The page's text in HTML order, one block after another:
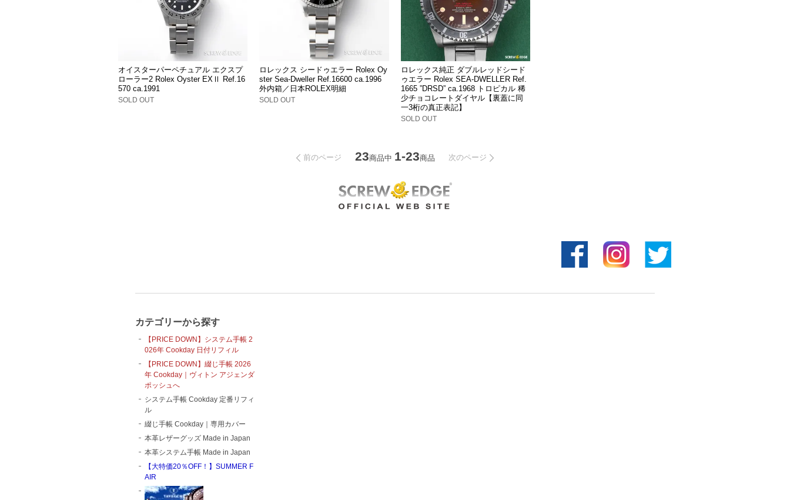
オイスターパーペチュアル エクスプ
ローラー2 Rolex Oyster EXⅡ Ref.16
570 ca.1991
SOLD OUT
ロレックス シードゥエラー Rolex Oy
ster Sea-Dweller Ref.16600 ca.1996
外内箱／日本ROLEX明細
SOLD OUT
ロレックス純正 ダブルレッドシード
ゥエラー Rolex SEA-DWELLER Ref.
1665 ”DRSD” ca.1968 トロピカル 稀
少チョコレートダイヤル【裏蓋に同
一3桁の真正表記】
SOLD OUT
前のページ 23商品中 1-23商品 次のページ
カテゴリーから探す
【PRICE DOWN】システム手帳 2
026年 Cookday 日付リフィル
【PRICE DOWN】綴じ手帳 2026
年 Cookday｜ヴィトン アジェンダ
ポッシュへ
システム手帳 Cookday 定番リフィ
ル
綴じ手帳 Cookday｜専用カバー
本革レザーグッズ Made in Japan
本革システム手帳 Made in Japan
【大特価20％OFF！】SUMMER F
AIR